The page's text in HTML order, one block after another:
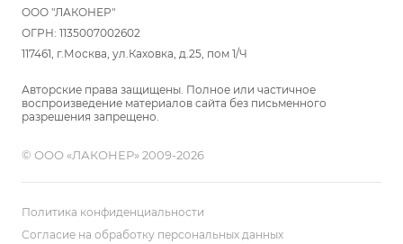
Вопрос-ответ
Комплектуем шкаф-купе
Прихожие
Гостиные
Гардеробные
Детские
Кухни
Мебель в ванную
Распродажа
Двери и перегородки
Библиотеки, домашний офис
ООО "ЛАКОНЕР"
ОГРН: 1135007002602
117461, г.Москва, ул.Каховка, д.25, пом 1/Ч
Авторские права защищены. Полное или частичное
воспроизведение материалов сайта без письменного
разрешения запрещено.
© ООО «ЛАКОНЕР» 2009-2026
Политика конфиденциальности
Согласие на обработку персональных данных